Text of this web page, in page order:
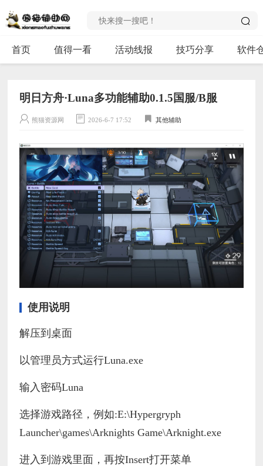
首页 值得一看 活动线报 技巧分享 软件
明日方舟·Luna多功能辅助0.1.5国服/B服
熊猫资源网 2026-6-7 17:52 其他辅助
使用说明
解压到桌面
以管理员方式运行Luna.exe
输入密码Luna
选择游戏路径，例如:E:\Hypergryph
Launcher\games\Arknights Game\Arknight.exe
进入到游戏里面，再按Insert打开菜单